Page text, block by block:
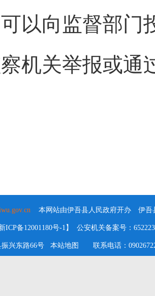
以向监督部门
机关举报或通
本网站由伊吾县人民政府开办 伊吾
ICP备12001180号-1】 公安机关备案号：
振兴东路66号 本站地图 联系电话：